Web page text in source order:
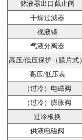
储液器出口截止阀
干燥过滤器
视液镜
气液分离器
高压/低压保护 （膜片式）
高压/低压表
（过冷）电磁阀
（过冷）膨胀阀
过冷板换
供液电磁阀